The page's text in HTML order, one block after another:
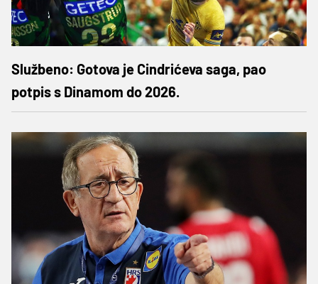
Službeno: Gotova je Cindrićeva saga, pao
potpis s Dinamom do 2026.